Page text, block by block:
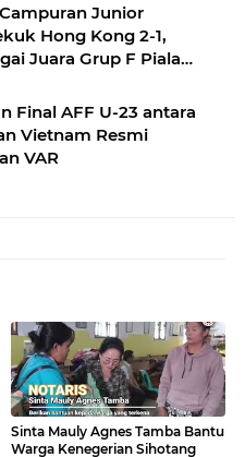
Junior
Hong Kong 2-1,
Juara Grup F Piala
Final AFF U-23 antara
Vietnam Resmi
VAR
Sinta Mauly Agnes Tamba Bantu
Warga Kenegerian Sihotang